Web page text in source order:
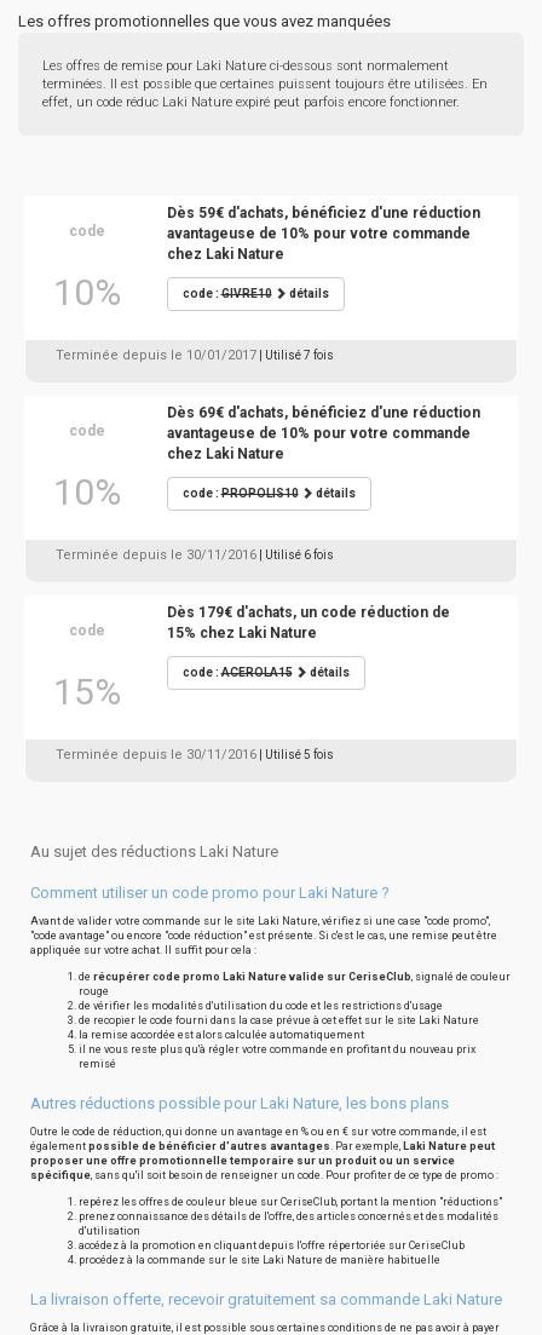
Les offres promotionnelles que vous avez manquées
Les offres de remise pour Laki Nature ci-dessous sont normalement
terminées. Il est possible que certaines puissent toujours être utilisées. En
effet, un code réduc Laki Nature expiré peut parfois encore fonctionner.
code
10%
Dès 59€ d'achats, bénéficiez d'une réduction
avantageuse de 10% pour votre commande
chez Laki Nature
code :GIVRE10 détails
Terminée depuis le 10/01/2017 | Utilisé 7 fois
code
10%
Dès 69€ d'achats, bénéficiez d'une réduction
avantageuse de 10% pour votre commande
chez Laki Nature
code :PROPOLIS10 détails
Terminée depuis le 30/11/2016 | Utilisé 6 fois
code
15%
Dès 179€ d'achats, un code réduction de
15% chez Laki Nature
code :ACEROLA15 détails
Terminée depuis le 30/11/2016 | Utilisé 5 fois
Au sujet des réductions Laki Nature
Comment utiliser un code promo pour Laki Nature ?
Avant de valider votre commande sur le site Laki Nature, vérifiez si une case "code promo",
"code avantage" ou encore "code réduction" est présente. Si c'est le cas, une remise peut être
appliquée sur votre achat. Il suffit pour cela :
de récupérer code promo Laki Nature valide sur CeriseClub, signalé de couleur
rouge
de vérifier les modalités d'utilisation du code et les restrictions d'usage
de recopier le code fourni dans la case prévue à cet effet sur le site Laki Nature
la remise accordée est alors calculée automatiquement
il ne vous reste plus qu'à régler votre commande en profitant du nouveau prix
remisé
Autres réductions possible pour Laki Nature, les bons plans
Outre le code de réduction, qui donne un avantage en % ou en € sur votre commande, il est
également possible de bénéficier d'autres avantages. Par exemple, Laki Nature peut
proposer une offre promotionnelle temporaire sur un produit ou un service
spécifique, sans qu'il soit besoin de renseigner un code. Pour profiter de ce type de promo :
repérez les offres de couleur bleue sur CeriseClub, portant la mention "réductions"
prenez connaissance des détails de l'offre, des articles concernés et des modalités
d'utilisation
accédez à la promotion en cliquant depuis l'offre répertoriée sur CeriseClub
procédez à la commande sur le site Laki Nature de manière habituelle
La livraison offerte, recevoir gratuitement sa commande Laki Nature
Grâce à la livraison gratuite, il est possible sous certaines conditions de ne pas avoir à payer